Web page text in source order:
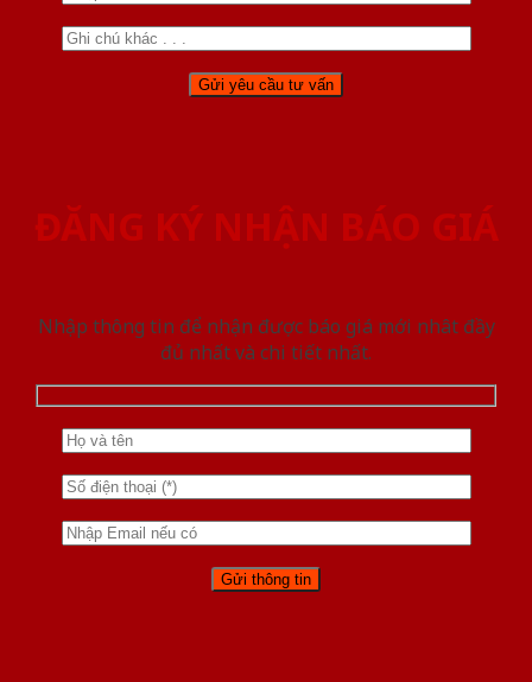
ĐĂNG KÝ NHẬN BÁO GIÁ
Nhập thông tin để nhận được báo giá mới nhât đầy
đủ nhất và chi tiết nhất.